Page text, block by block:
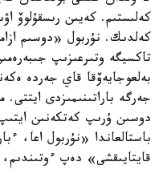
كەلىستىم. كەيىن رىسقۇلوۆ
كەلدىك. نۇربول «دوسىم
تاكسيگە وتىرعىزىپ
بەلعوجايەۆقا قاي جەردە
جەرگە باراتىنىمىزدى ايتتى.
دوسىن ۇرىپ كەتكەنىن
باستالعاندا «نۇربول اعا،
قايتايىقشى» دەپ